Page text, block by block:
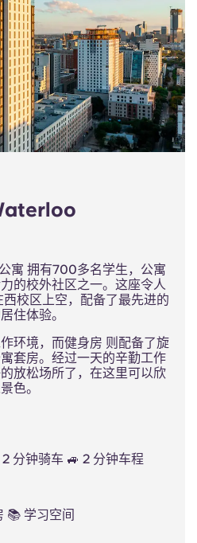
寓 拥有700多名学生，公寓
的校外社区之一。这座令人
校区上空，配备了最先进的
住体验。
环境，而健身房 则配备了旋
套房。经过一天的辛勤工作
放松场所了，在这里可以欣
色。
2 分钟骑车 🚙 2 分钟车程
📚 学习空间